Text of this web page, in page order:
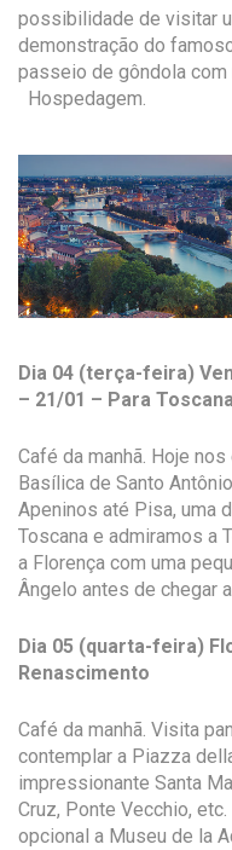
possibilidade de visitar
demonstração do
passeio de gôndola
Hospedagem.
Dia 04 (terça-feira)
– 21/01 – Para Toscana
Café da manhã. Hoje
Basílica de Santo
Apeninos até Pisa, uma
Toscana e admiramos a
a Florença com uma
Ângelo antes de chegar
Dia 05 (quarta-feira)
Renascimento
Café da manhã. Visita
contemplar a Piazza
impressionante Santa
Cruz, Ponte Vecchio,
opcional a Museu de la